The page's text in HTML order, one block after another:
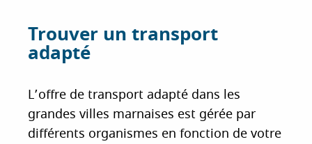
Trouver un transport
adapté
L’offre de transport adapté dans les
grandes villes marnaises est gérée par
différents organismes en fonction de votre